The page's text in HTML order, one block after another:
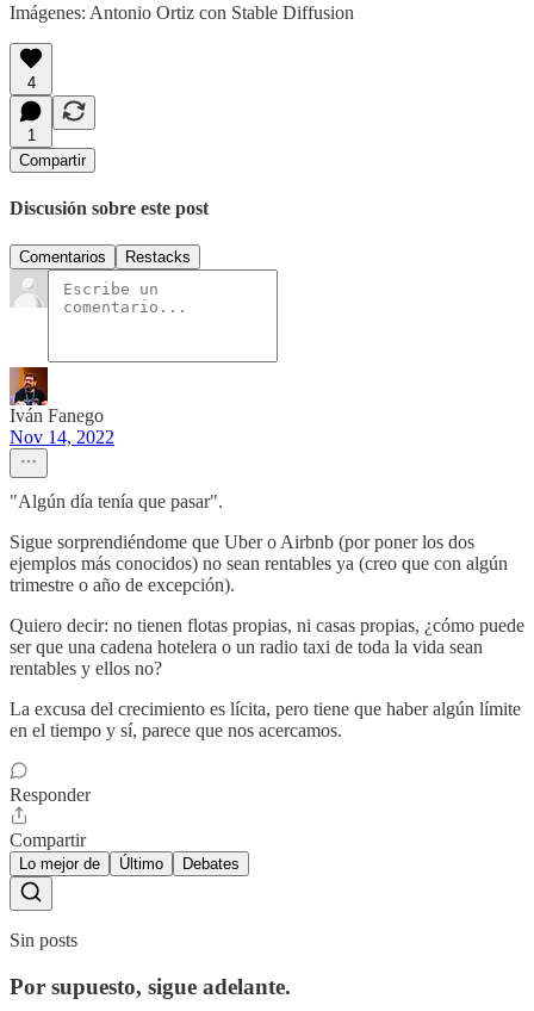
Imágenes: Antonio Ortiz con Stable Diffusion
4
1
Compartir
Discusión sobre este post
Comentarios Restacks
Iván Fanego
Nov 14, 2022
"Algún día tenía que pasar".
Sigue sorprendiéndome que Uber o Airbnb (por poner los dos
ejemplos más conocidos) no sean rentables ya (creo que con algún
trimestre o año de excepción).
Quiero decir: no tienen flotas propias, ni casas propias, ¿cómo puede
ser que una cadena hotelera o un radio taxi de toda la vida sean
rentables y ellos no?
La excusa del crecimiento es lícita, pero tiene que haber algún límite
en el tiempo y sí, parece que nos acercamos.
Responder
Compartir
Lo mejor de Último Debates
Sin posts
Por supuesto, sigue adelante.